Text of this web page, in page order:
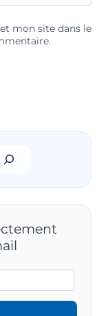
mon site dans le